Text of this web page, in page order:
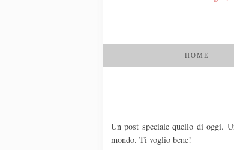
HOME
Un post speciale quello di oggi.
mondo. Ti voglio bene!